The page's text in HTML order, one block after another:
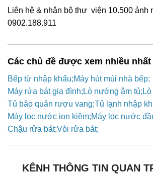
Liên hệ & nhận bộ thư viện 10.500 ảnh
0902.188.911
Các chủ đề được xem nhiều nhất
Bếp từ nhập khẩu Máy hút mùi nhà bếp
Máy rửa bát gia đình Lò nướng âm tủ
Tủ bảo quản rượu vang Tủ lạnh nhập
Máy lọc nước ion kiềm Máy lọc nước
Chậu rửa bát Vòi rửa bát
KÊNH THÔNG TIN QUAN